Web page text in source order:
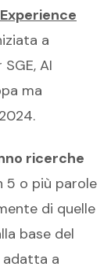
a
AI
ma
ricerche
5 o più parole
di quelle
base del
adatta a